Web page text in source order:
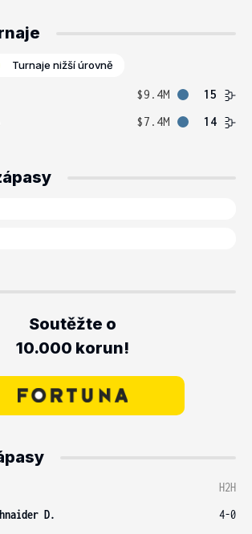
Turnaje nižší úrovně
$9.4M
15
$7.4M 14
Soutěžte o
10.000 korun!
H2H
D.
4-0